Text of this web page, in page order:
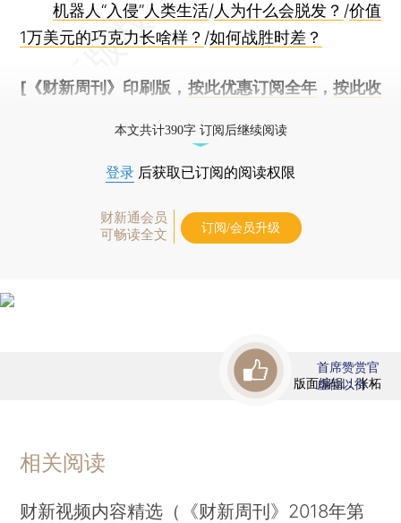
机器人“入侵”人类生活/人为什么会脱发？ /价值
1万美元的巧克力长啥样？ /如何战胜时差？
[《财新周刊》印刷版， 按此优惠订阅全年， 按此收
本文共计390字 订阅后继续阅读
登录 后获取已订阅的阅读权限
财新通会员
可畅读全文
订阅/会员升级
版面编辑：张柘
首席赞赏官
虚位以待
相关阅读
财新视频内容精选（《财新周刊》2018年第